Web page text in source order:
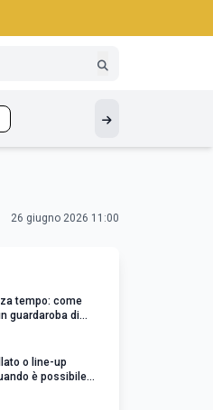
26 giugno 2026 11:00
tempo: come
guardaroba di
o line-up
è possibile